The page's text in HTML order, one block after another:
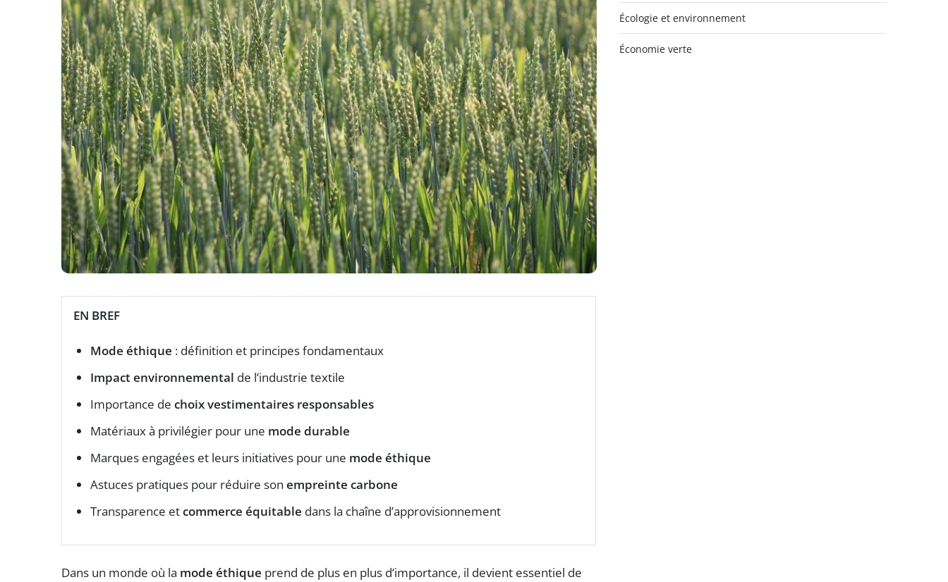
EN BREF
Mode éthique : définition et principes fondamentaux
Impact environnemental de l’industrie textile
Importance de choix vestimentaires responsables
Matériaux à privilégier pour une mode durable
Marques engagées et leurs initiatives pour une mode éthique
Astuces pratiques pour réduire son empreinte carbone
Transparence etcommerce équitable dans la chaîne d’approvisionnement
Dans un monde où la mode éthique prend de plus en plus d’importance, il devient essentiel de
Écologie et environnement
Économie verte